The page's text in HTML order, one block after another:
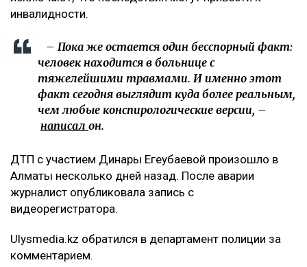
При этом Арсен Сарсеков сообщил, что
словам, у мужчины диагностировали сотрясение
головного мозга, множественные ушибы внутренних
органов, переломы ребер с обеих сторон, а также
сложный перелом коленного сустава с разрывом
связок. Врачи, как утверждает Сарсеков, не
исключают, что последствия могут привести к
– Пока же остается один бесспорный факт:
человек находится в больнице с
тяжелейшими травмами. И именно этот
чем любые конспирологические версии, –
написалон.